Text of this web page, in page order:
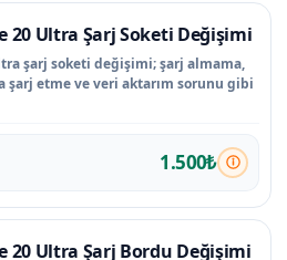
20 Ultra Şarj Soketi Değişimi
şarj soketi değişimi; şarj almama,
şarj etme ve veri aktarım sorunu gibi
1.500₺
20 Ultra Şarj Bordu Değişimi